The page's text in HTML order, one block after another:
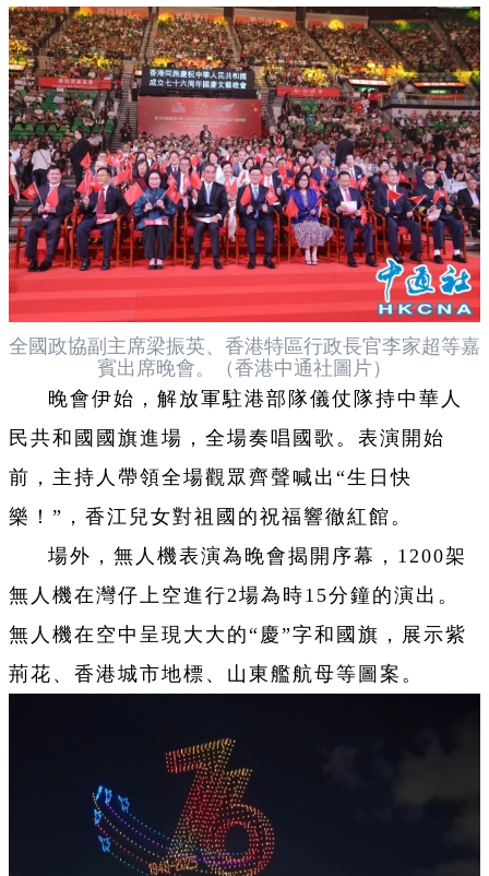
全國政協副主席梁振英、香港特區行政長官李家超等嘉
賓出席晚會。（香港中通社圖片）
晚會伊始，解放軍駐港部隊儀仗隊持中華人
民共和國國旗進場，全場奏唱國歌。表演開始
前，主持人帶領全場觀眾齊聲喊出“生日快
樂！”，香江兒女對祖國的祝福響徹紅館。
場外，無人機表演為晚會揭開序幕，1200架
無人機在灣仔上空進行2場為時15分鐘的演出。
無人機在空中呈現大大的“慶”字和國旗，展示紫
荊花、香港城市地標、山東艦航母等圖案。